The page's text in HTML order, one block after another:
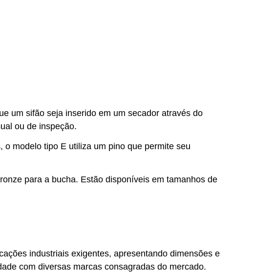
um sifão seja inserido em um secador através do
ou de inspeção.
modelo tipo E utiliza um pino que permite seu
para a bucha. Estão disponíveis em tamanhos de
industriais exigentes, apresentando dimensões e
com diversas marcas consagradas do mercado.